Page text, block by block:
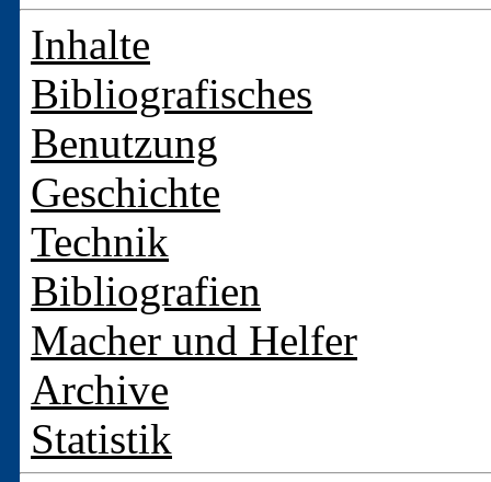
Inhalte
Bibliografisches
Benutzung
Geschichte
Technik
Bibliografien
Macher und Helfer
Archive
Statistik